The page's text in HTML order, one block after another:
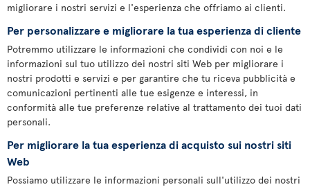
migliorare i nostri servizi e l'esperienza che offriamo ai clienti.
Per personalizzare e migliorare la tua esperienza di cliente
Potremmo utilizzare le informazioni che condividi con noi e le
informazioni sul tuo utilizzo dei nostri siti Web per migliorare i
nostri prodotti e servizi e per garantire che tu riceva pubblicità e
comunicazioni pertinenti alle tue esigenze e interessi, in
conformità alle tue preferenze relative al trattamento dei tuoi dati
personali.
Per migliorare la tua esperienza di acquisto sui nostri siti
Web
Possiamo utilizzare le informazioni personali sull'utilizzo dei nostri